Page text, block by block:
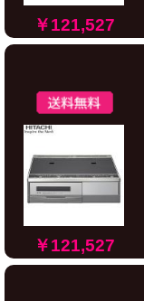
￥121,527
￥121,527